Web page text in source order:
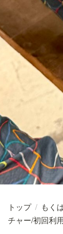
トップ / もく
チャー/初回利